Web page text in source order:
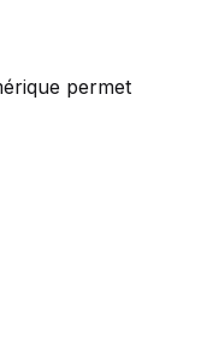
permet